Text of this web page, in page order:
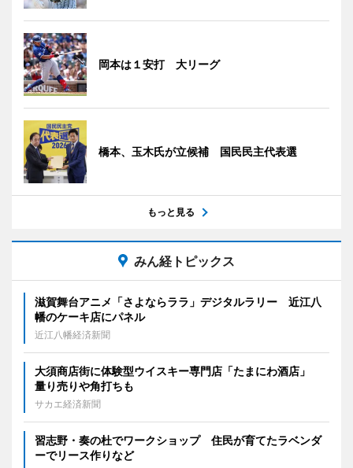
岡本は１安打 大リーグ
橋本、玉木氏が立候補 国民民主代表選
もっと見る
みん経トピックス
滋賀舞台アニメ「さよならララ」デジタルラリー 近江八
幡のケーキ店にパネル
近江八幡経済新聞
大須商店街に体験型ウイスキー専門店「たまにわ酒店」
量り売りや角打ちも
サカエ経済新聞
習志野・奏の杜でワークショップ 住民が育てたラベンダ
ーでリース作りなど